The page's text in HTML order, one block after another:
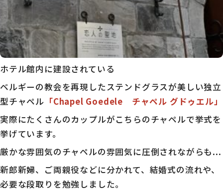
ホテル館内に建設されている
ベルギーの教会を再現したステンドグラスが美しい独立
型チャペル 「Chapel Goedele チャペル グドゥエル」
実際にたくさんのカップルがこちらのチャペルで挙式を
挙げています。
厳かな雰囲気のチャペルの雰囲気に圧倒されながらも...
新郎新婦、ご両親役などに分かれて、結婚式の流れや、
必要な段取りを勉強しました。